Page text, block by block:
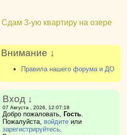
Сдам 3-ую квартиру на озере
Внимание ↓
Правила нашего форума и ДО
Вход ↓
07 Августа , 2026, 12:07:18
Добро пожаловать, Гость.
Пожалуйста, войдитеили
зарегистрируйтесь.